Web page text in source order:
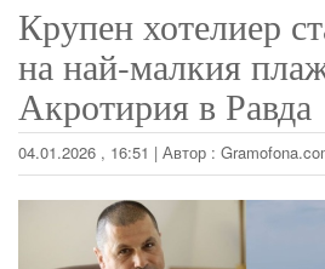
Крупен хотелиер
на най-малкия
Акротирия в Равда
04.01.2026 , 16:51 | Автор :